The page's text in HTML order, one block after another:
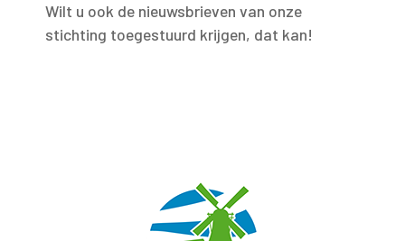
Wilt u ook de nieuwsbrieven van onze
stichting toegestuurd krijgen, dat kan!